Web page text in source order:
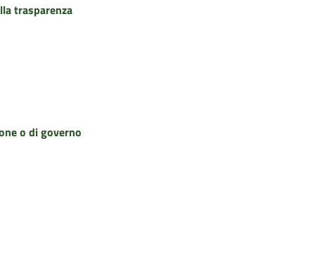
trasparenza
o di governo